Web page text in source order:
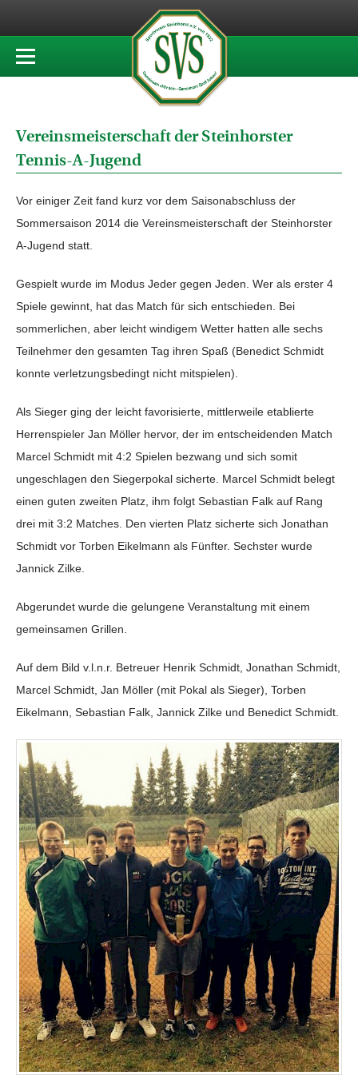
Vereinsmeisterschaft der Steinhorster
Tennis-A-Jugend
Vor einiger Zeit fand kurz vor dem Saisonabschluss der
Sommersaison 2014 die Vereinsmeisterschaft der Steinhorster
A-Jugend statt.
Gespielt wurde im Modus Jeder gegen Jeden. Wer als erster 4
Spiele gewinnt, hat das Match für sich entschieden. Bei
sommerlichen, aber leicht windigem Wetter hatten alle sechs
Teilnehmer den gesamten Tag ihren Spaß (Benedict Schmidt
konnte verletzungsbedingt nicht mitspielen).
Als Sieger ging der leicht favorisierte, mittlerweile etablierte
Herrenspieler Jan Möller hervor, der im entscheidenden Match
Marcel Schmidt mit 4:2 Spielen bezwang und sich somit
ungeschlagen den Siegerpokal sicherte. Marcel Schmidt belegt
einen guten zweiten Platz, ihm folgt Sebastian Falk auf Rang
drei mit 3:2 Matches. Den vierten Platz sicherte sich Jonathan
Schmidt vor Torben Eikelmann als Fünfter. Sechster wurde
Jannick Zilke.
Abgerundet wurde die gelungene Veranstaltung mit einem
gemeinsamen Grillen.
Auf dem Bild v.l.n.r. Betreuer Henrik Schmidt, Jonathan Schmidt,
Marcel Schmidt, Jan Möller (mit Pokal als Sieger), Torben
Eikelmann, Sebastian Falk, Jannick Zilke und Benedict Schmidt.